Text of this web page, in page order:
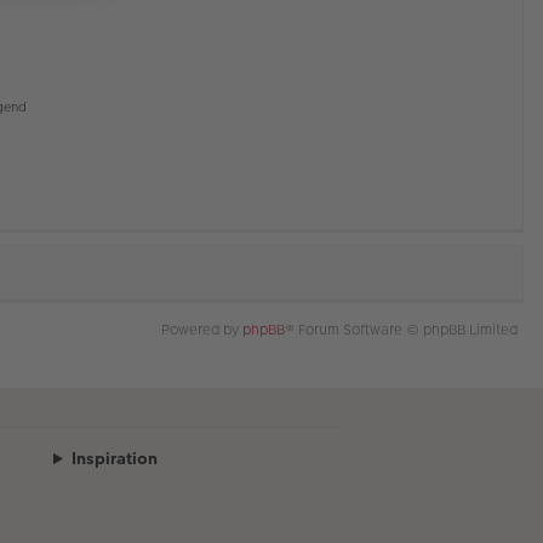
Powered by phpBB® Forum Software © phpBB Limited
Inspiration